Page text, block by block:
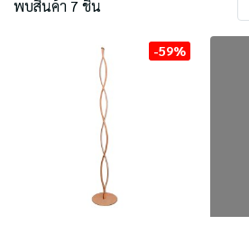
พบสินค้า 7 ชิ้น
-59%